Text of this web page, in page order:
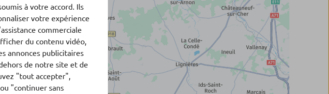
x2
à votre accord. Ils
votre expérience
commerciale
du contenu vidéo,
annonces publicitaires
de notre site et de
"tout accepter",
"continuer sans